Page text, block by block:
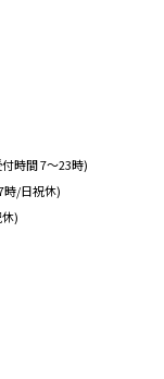
時間 7～23時)
時/日祝休)
)